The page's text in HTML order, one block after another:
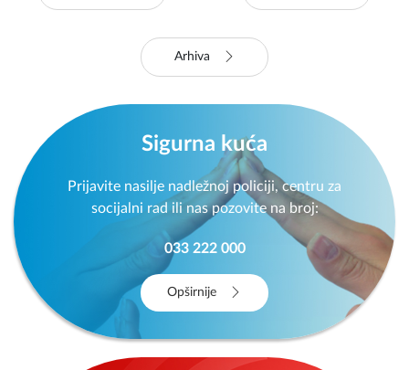
Arhiva
Sigurna kuća
Prijavite nasilje nadležnoj policiji, centru za
socijalni rad ili nas pozovite na broj:
033 222 000
Opširnije